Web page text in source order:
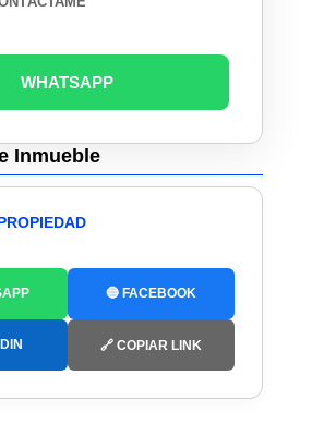
WHATSAPP
Inmueble
🔵 FACEBOOK
🔗 COPIAR LINK